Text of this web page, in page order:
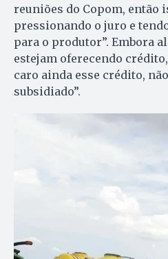
reuniões do Copom, então
pressionando o juro e
para o produtor”. Embora
estejam oferecendo
caro ainda esse crédito,
subsidiado”.